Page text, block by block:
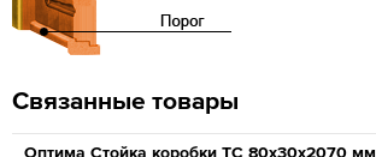
Связанные товары
Оптима Стойка коробки ТС 80х30х2070 мм